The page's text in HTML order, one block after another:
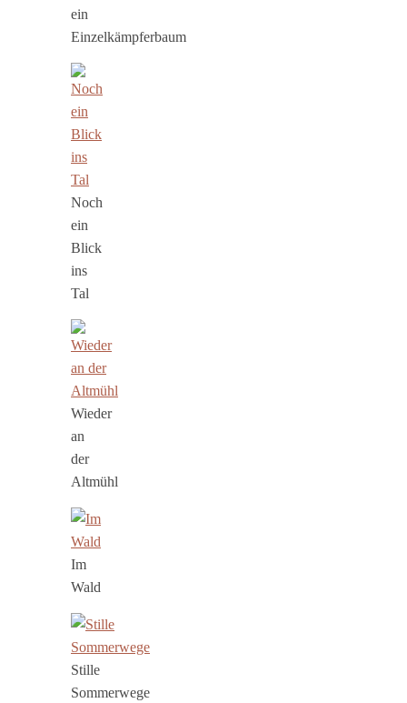
ein
Einzelkämpferbaum
Noch
ein
Blick
ins
Tal
Wieder
an
der
Altmühl
Im
Wald
Stille
Sommerwege